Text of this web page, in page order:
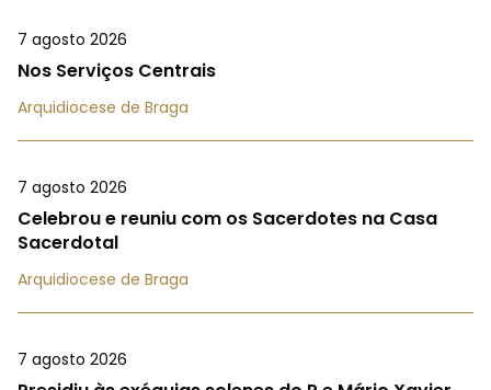
7 agosto 2026
Nos Serviços Centrais
Arquidiocese de Braga
7 agosto 2026
Celebrou e reuniu com os Sacerdotes na Casa
Sacerdotal
Arquidiocese de Braga
7 agosto 2026